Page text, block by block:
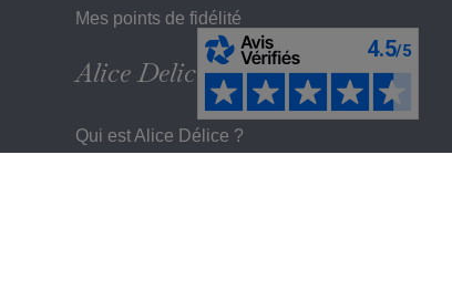
Mes points de fidélité
Alice Delice
Qui est Alice Délice ?